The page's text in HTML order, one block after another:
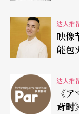
达人推
映像
能包
达人推
《
背时